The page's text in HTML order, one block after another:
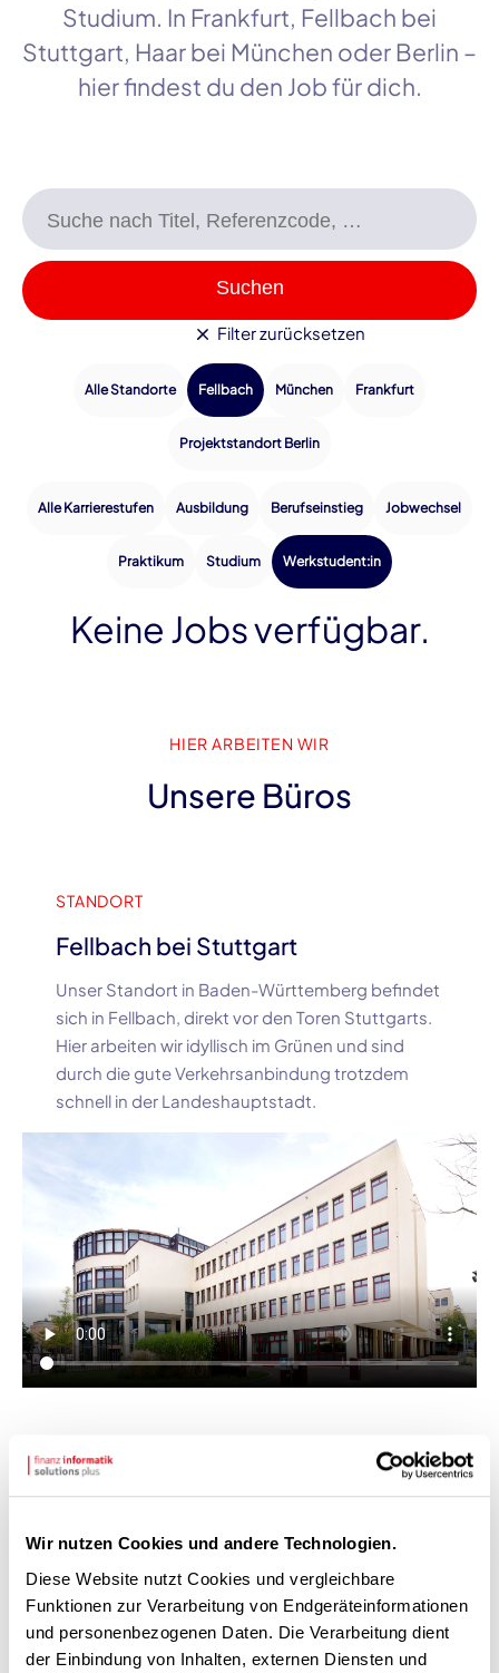
Wir nutzen Cookies und andere Technologien.
Diese Website nutzt Cookies und vergleichbare
Funktionen zur Verarbeitung von Endgeräteinformationen
und personenbezogenen Daten. Die Verarbeitung dient
der Einbindung von Inhalten, externen Diensten und
Studium. In Frankfurt, Fellbach bei
Stuttgart, Haarbei München oderBerlin –
hier findest du den Job für dich.
Suchen
Filter zurücksetzen
Alle Standorte Fellbach München Frankfurt
Projektstandort Berlin
Alle Karrierestufen Ausbildung Berufseinstieg Jobwechsel
Praktikum Studium Werkstudent:in
Keine Jobs verfügbar.
HIER ARBEITEN WIR
Unsere Büros
STANDORT
Fellbach bei Stuttgart
Unser Standort in Baden-Württemberg befindet
sich in Fellbach, direkt vor den Toren Stuttgarts.
Hier arbeiten wir idyllisch im Grünen und sind
durch die gute Verkehrsanbindung trotzdem
schnell in der Landeshauptstadt.
Ein zufriedenes Team
Feedback treibt uns an – das sagen die
Lösungsfinderinnen und Lösungsfinder
zurFI-SPals Arbeitgeber: